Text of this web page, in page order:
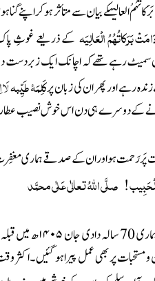
العالیہکے بیان سے متأثر ہوکر اپنے
بَرَکاتُہُمُ الْعَالِیَہ کے ذریعے غوثِ پاک
سمیٹ رہے تھے کہ اچانک ایکزبردست
زندہ رہے اور پھر ان کی زبان پرکَلِمَۂ طَیِّبہ
کے دوسرے ہی دن اس خوش نصیب
پَر رَحمت ہو اور ان کے صد قے ہماری
! صلَّی اللّٰہُ تعالٰی عَلٰی محمَّد
سالہ دادی جان ۱۴۰۵ھ میں قبلہ
پر بھی عمل پیرا ہو گئیں۔اکثر